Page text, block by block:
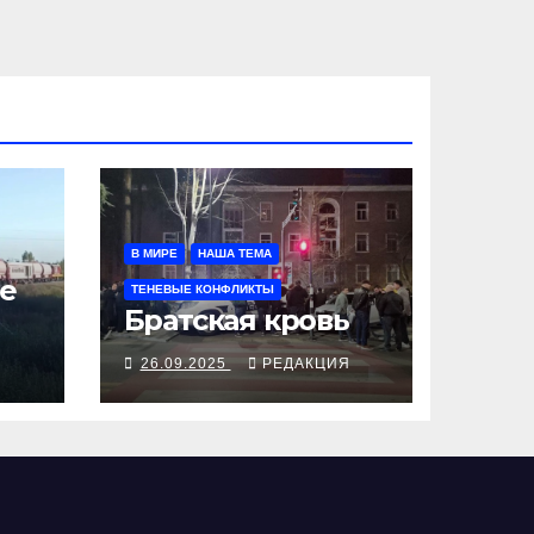
В МИРЕ НАША ТЕМА
ТЕНЕВЫЕ КОНФЛИКТЫ
Братская кровь
26.09.2025 РЕДАКЦИЯ